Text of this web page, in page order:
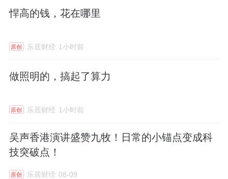
悍高的钱，花在哪里
原创 乐居财经 1小时前
做照明的，搞起了算力
原创 乐居财经 1小时前
吴声香港演讲盛赞九牧！日常的小锚点变成科
技突破点！
原创 乐居财经 08-09